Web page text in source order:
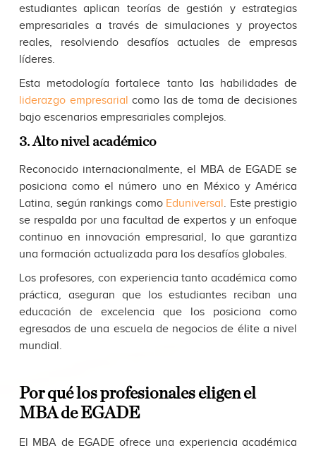
estudiantes aplican teorías de gestión y estrategias
empresariales a través de simulaciones y proyectos
reales, resolviendo desafíos actuales de empresas
líderes.
Esta metodología fortalece tanto las habilidades de
liderazgo empresarial como las de toma de decisiones
bajo escenarios empresariales complejos.
3. Alto nivel académico
Reconocido internacionalmente, el MBA de EGADE se
posiciona como el número uno en México y América
Latina, según rankings como Eduniversal. Este prestigio
se respalda por una facultad de expertos y un enfoque
continuo en innovación empresarial, lo que garantiza
una formación actualizada para los desafíos globales.
Los profesores, con experiencia tanto académica como
práctica, aseguran que los estudiantes reciban una
educación de excelencia que los posiciona como
egresados de una escuela de negocios de élite a nivel
mundial.
Por qué los profesionales eligen el
MBA de EGADE
El MBA de EGADE ofrece una experiencia académica